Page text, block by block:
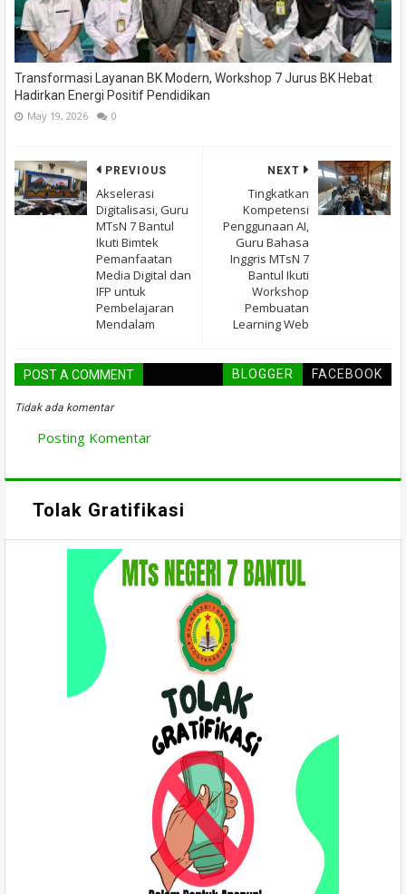
Transformasi Layanan BK Modern, Workshop 7 Jurus BK Hebat
Hadirkan Energi Positif Pendidikan
May 19, 2026 0
NEXT
Tingkatkan
Kompetensi
Penggunaan AI,
Guru Bahasa
Inggris MTsN 7
Bantul Ikuti
Workshop
Pembuatan
Learning Web
PREVIOUS
Akselerasi
Digitalisasi, Guru
MTsN 7 Bantul
Ikuti Bimtek
Pemanfaatan
Media Digital dan
IFP untuk
Pembelajaran
Mendalam
POST A COMMENT BLOGGER FACEBOOK
Tidak ada komentar
Posting Komentar
Tolak Gratifikasi